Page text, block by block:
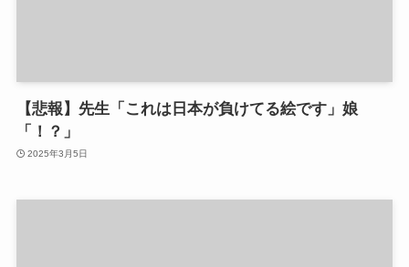
【悲報】先生「これは日本が負けてる絵です」娘
「！？」
2025年3月5日